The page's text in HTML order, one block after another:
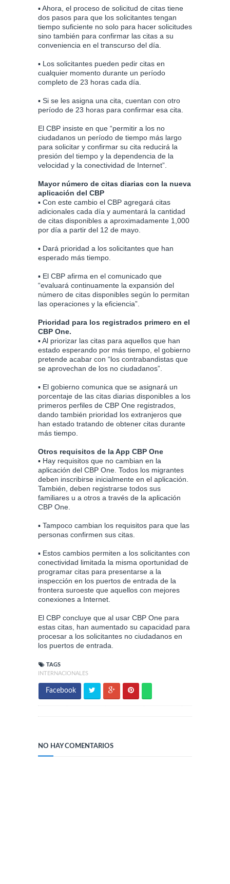
▪ Ahora, el proceso de solicitud de citas tiene
dos pasos para que los solicitantes tengan
tiempo suficiente no solo para hacer solicitudes
sino también para confirmar las citas a su
conveniencia en el transcurso del día.
▪ Los solicitantes pueden pedir citas en
cualquier momento durante un período
completo de 23 horas cada día.
▪ Si se les asigna una cita, cuentan con otro
período de 23 horas para confirmar esa cita.
El CBP insiste en que “permitir a los no
ciudadanos un período de tiempo más largo
para solicitar y confirmar su cita reducirá la
presión del tiempo y la dependencia de la
velocidad y la conectividad de Internet”.
Mayor número de citas diarias con la nueva
aplicación del CBP
▪ Con este cambio el CBP agregará citas
adicionales cada día y aumentará la cantidad
de citas disponibles a aproximadamente 1,000
por día a partir del 12 de mayo.
▪ Dará prioridad a los solicitantes que han
esperado más tiempo.
▪ El CBP afirma en el comunicado que
“evaluará continuamente la expansión del
número de citas disponibles según lo permitan
las operaciones y la eficiencia”.
Prioridad para los registrados primero en el
CBP One.
▪ Al priorizar las citas para aquellos que han
estado esperando por más tiempo, el gobierno
pretende acabar con “los contrabandistas que
se aprovechan de los no ciudadanos”.
▪ El gobierno comunica que se asignará un
porcentaje de las citas diarias disponibles a los
primeros perfiles de CBP One registrados,
dando también prioridad los extranjeros que
han estado tratando de obtener citas durante
más tiempo.
Otros requisitos de la App CBP One
▪ Hay requisitos que no cambian en la
aplicación del CBP One. Todos los migrantes
deben inscribirse inicialmente en el aplicación.
También, deben registrarse todos sus
familiares u a otros a través de la aplicación
CBP One.
▪ Tampoco cambian los requisitos para que las
personas confirmen sus citas.
▪ Estos cambios permiten a los solicitantes con
conectividad limitada la misma oportunidad de
programar citas para presentarse a la
inspección en los puertos de entrada de la
frontera suroeste que aquellos con mejores
conexiones a Internet.
El CBP concluye que al usar CBP One para
estas citas, han aumentado su capacidad para
procesar a los solicitantes no ciudadanos en
los puertos de entrada.
TAGS
INTERNACIONALES
Facebook
NO HAY COMENTARIOS